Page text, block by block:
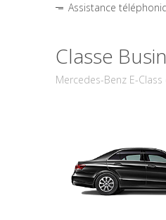
Assistance
Classe
Mercedes-Benz E-